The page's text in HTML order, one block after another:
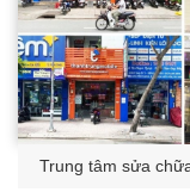
Trung tâm sửa